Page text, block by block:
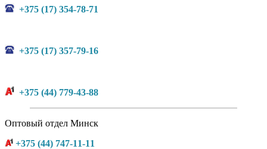
+375 (17) 354-78-71
+375 (17) 357-79-16
+375 (44) 779-43-88
Оптовый отдел Минск
+375 (44) 747-11-11